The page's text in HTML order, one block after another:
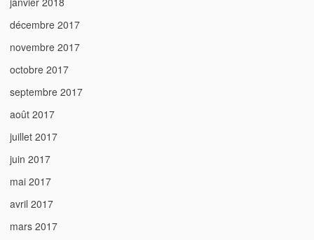
décembre 2017
novembre 2017
octobre 2017
septembre 2017
août 2017
juillet 2017
juin 2017
mai 2017
avril 2017
mars 2017